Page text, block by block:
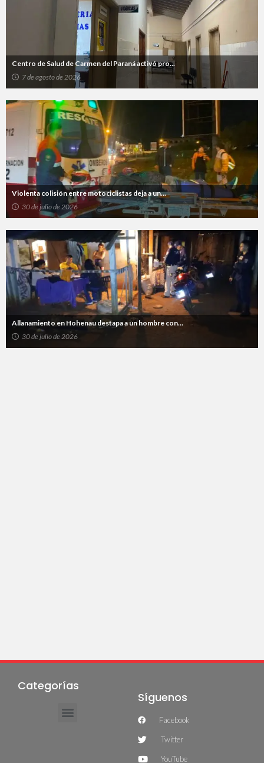
Centro de Salud de Carmen del Paraná activó pro...
7 de agosto de 2026
Violenta colisión entre motociclistas deja a un...
30 de julio de 2026
Allanamiento en Hohenau destapa a un hombre con...
30 de julio de 2026
Categorías
Síguenos
Facebook
Twitter
YouTube